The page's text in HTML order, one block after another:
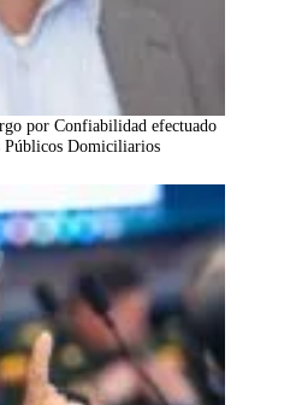
por Confiabilidad efectuado
Públicos Domiciliarios